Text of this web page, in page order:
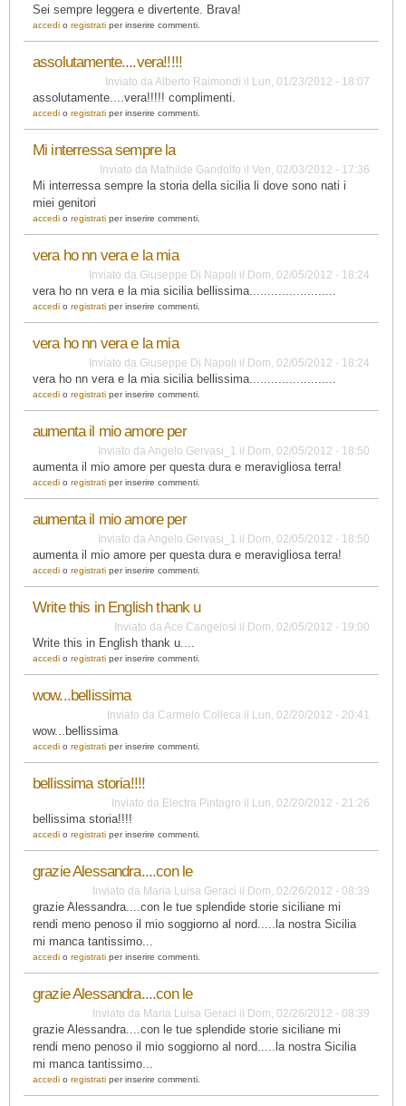
Sei sempre leggera e divertente. Brava!
accedi o registrati per inserire commenti.
assolutamente....vera!!!!!
Inviato da Alberto Raimondi il Lun, 01/23/2012 - 18:07
assolutamente....vera!!!!! complimenti.
accedi o registrati per inserire commenti.
Mi interressa sempre la
Inviato da Mathilde Gandolfo il Ven, 02/03/2012 - 17:36
Mi interressa sempre la storia della sicilia li dove sono nati i
miei genitori
accedi o registrati per inserire commenti.
vera ho nn vera e la mia
Inviato da Giuseppe Di Napoli il Dom, 02/05/2012 - 18:24
vera ho nn vera e la mia sicilia bellissima........................
accedi o registrati per inserire commenti.
vera ho nn vera e la mia
Inviato da Giuseppe Di Napoli il Dom, 02/05/2012 - 18:24
vera ho nn vera e la mia sicilia bellissima........................
accedi o registrati per inserire commenti.
aumenta il mio amore per
Inviato da Angelo Gervasi_1 il Dom, 02/05/2012 - 18:50
aumenta il mio amore per questa dura e meravigliosa terra!
accedi o registrati per inserire commenti.
aumenta il mio amore per
Inviato da Angelo Gervasi_1 il Dom, 02/05/2012 - 18:50
aumenta il mio amore per questa dura e meravigliosa terra!
accedi o registrati per inserire commenti.
Write this in English thank u
Inviato da Ace Cangelosi il Dom, 02/05/2012 - 19:00
Write this in English thank u....
accedi o registrati per inserire commenti.
wow...bellissima
Inviato da Carmelo Colleca il Lun, 02/20/2012 - 20:41
wow...bellissima
accedi o registrati per inserire commenti.
bellissima storia!!!!
Inviato da Electra Pintagro il Lun, 02/20/2012 - 21:26
bellissima storia!!!!
accedi o registrati per inserire commenti.
grazie Alessandra....con le
Inviato da Maria Luisa Geraci il Dom, 02/26/2012 - 08:39
grazie Alessandra....con le tue splendide storie siciliane mi
rendi meno penoso il mio soggiorno al nord.....la nostra Sicilia
mi manca tantissimo...
accedi o registrati per inserire commenti.
grazie Alessandra....con le
Inviato da Maria Luisa Geraci il Dom, 02/26/2012 - 08:39
grazie Alessandra....con le tue splendide storie siciliane mi
rendi meno penoso il mio soggiorno al nord.....la nostra Sicilia
mi manca tantissimo...
accedi o registrati per inserire commenti.